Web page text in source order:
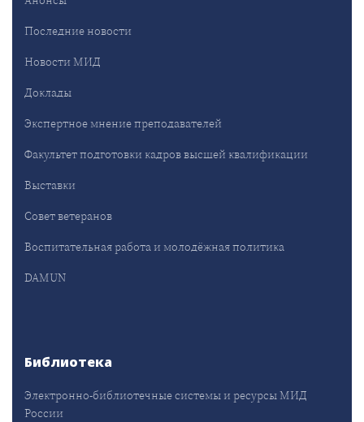
Последние новости
Новости МИД
Доклады
Экспертное мнение преподавателей
Факультет подготовки кадров высшей квалификации
Выставки
Совет ветеранов
Воспитательная работа и молодёжная политика
DAMUN
Библиотека
Электронно-библиотечные системы и ресурсы МИД
России